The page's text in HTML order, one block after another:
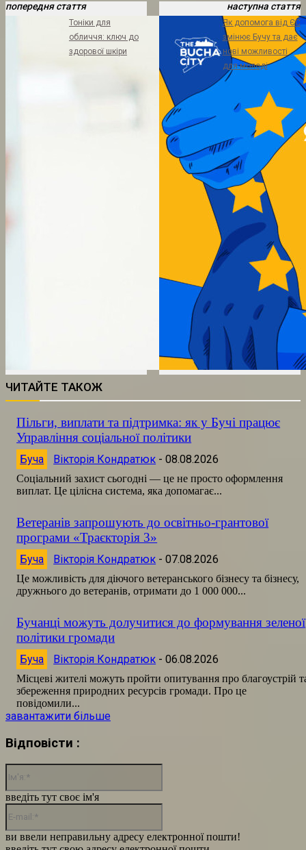
попередня стаття
Тоніки для
обличчя: ключ до
здорової шкіри
наступна стаття
Як допомога від ЄС
змінює Бучу та дає
нові можливості
для молоді
ЧИТАЙТЕ ТАКОЖ
Пільги, виплати та підтримка: як у Бучі працює
Управління соціальної політики
Буча Вікторія Кондратюк - 08.08.2026
Соціальний захист сьогодні — це не просто оформлення
виплат. Це цілісна система, яка допомагає...
Ветеранів запрошують до освітньо-грантової
програми «Траєкторія 3»
Буча Вікторія Кондратюк - 07.08.2026
Це можливість для діючого ветеранського бізнесу та бізнесу,
дружнього до ветеранів, отримати до 1 000 000...
Бучанці можуть долучитися до формування зеленої
політики громади
Буча Вікторія Кондратюк - 06.08.2026
Місцеві жителі можуть пройти опитування про благоустрій
збереження природних ресурсів громади. Про це
повідомили...
завантажити більше
Відповісти :
введіть тут своє ім'я
ви ввели неправильну адресу електронної пошти!